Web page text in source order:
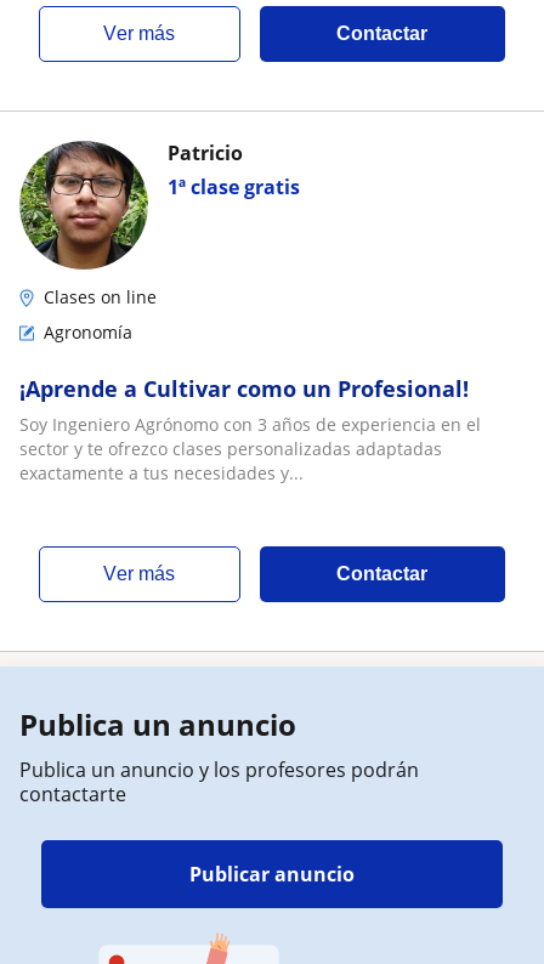
ver más Contactar
1ª clase gratis
Patricio
Clases on line
Agronomía
¡Aprende a Cultivar como un Profesional!
Soy Ingeniero Agrónomo con 3 años de experiencia en el
sector y te ofrezco clases personalizadas adaptadas
exactamente a tus necesidades y...
ver más Contactar
Publica un anuncio
Publica un anuncio y los profesores podrán
contactarte
Publicar anuncio